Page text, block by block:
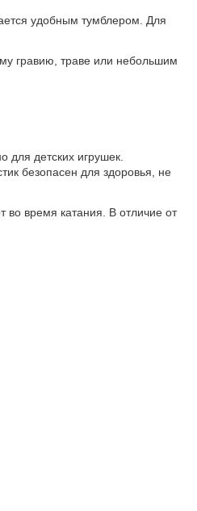
удобным тумблером. Для
гравию, траве или небольшим
для детских игрушек.
безопасен для здоровья, не
во время катания. В отличие от